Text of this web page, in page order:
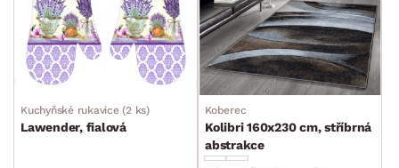
Kuchyňské rukavice (2 ks)
Lawender, fialová
Koberec
Kolibri 160x230 cm, stříbrná
abstrakce